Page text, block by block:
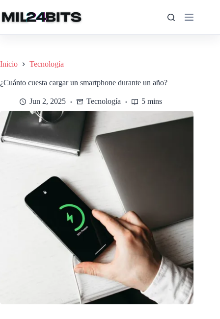
al
contenido
Inicio Tecnología
¿Cuánto cuesta cargar un smartphone durante un año?
Jun 2, 2025 Tecnología 5 mins